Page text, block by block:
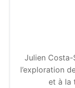
Julien Costa-
l’exploration
et à la